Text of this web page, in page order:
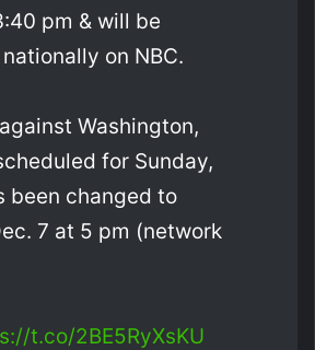
pm & will be
on NBC.
Washington,
for Sunday,
been changed to
7 at 5 pm (network
t.co/2BE5RyXsKU